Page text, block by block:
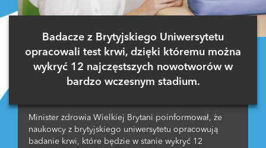
Badacze z Brytyjskiego Uniwersytetu
opracowali test krwi, dzięki któremu można
wykryć 12 najczęstszych nowotworów w
bardzo wczesnym stadium.
Minister zdrowia Wielkiej Brytani poinformował, że
naukowcy z brytyjskiego uniwersytetu opracowują
badanie krwi, które będzie w stanie wykryć 12